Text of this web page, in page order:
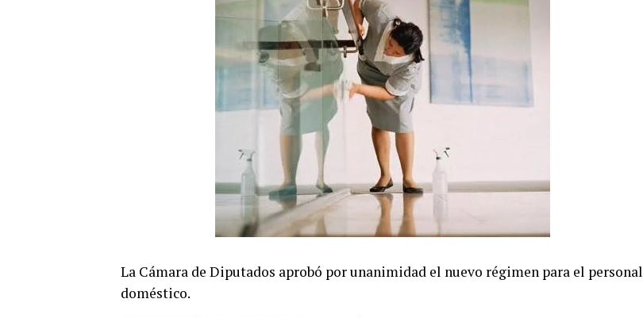
La Cámara de Diputados aprobó por unanimidad el nuevo régimen para el personal
doméstico.